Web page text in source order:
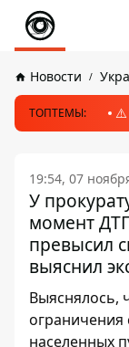
Новости
ТОПТЕМЫ: ⚠️
19:54, 07
У
момент
превысил
выяснил
Выяснялось,
ограничения
населенных